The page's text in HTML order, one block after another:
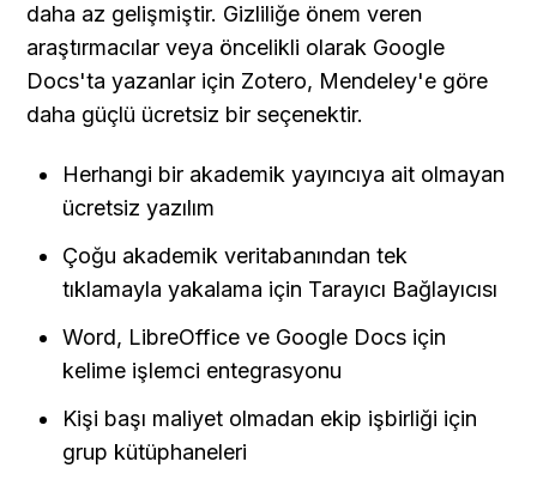
daha az gelişmiştir. Gizliliğe önem veren
araştırmacılar veya öncelikli olarak Google
Docs'ta yazanlar için Zotero, Mendeley'e göre
daha güçlü ücretsiz bir seçenektir.
Herhangi bir akademik yayıncıya ait olmayan
ücretsiz yazılım
Çoğu akademik veritabanından tek
tıklamayla yakalama için Tarayıcı Bağlayıcısı
Word, LibreOffice ve Google Docs için
kelime işlemci entegrasyonu
Kişi başı maliyet olmadan ekip işbirliği için
grup kütüphaneleri